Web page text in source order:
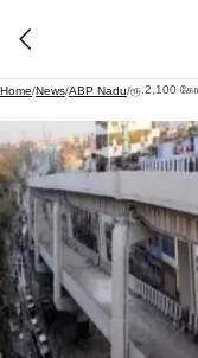
Home/News/ABP Nadu/